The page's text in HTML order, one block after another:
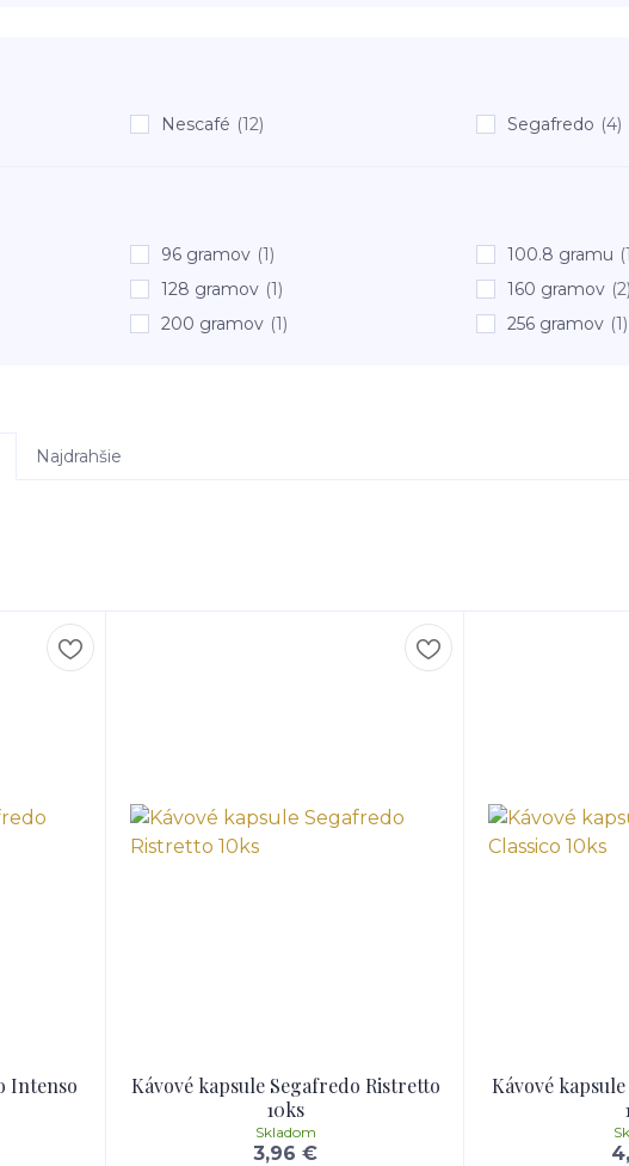
Nescafé (12) Segafredo (4)
96 gramov (1) 100.8 gramu
128 gramov (1) 160 gramov (2)
200 gramov (1) 256 gramov (1)
Najdrahšie
Intenso
Kávové kapsule Segafredo Ristretto
10ks
3,96 €
Skladom
Kávové